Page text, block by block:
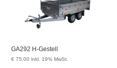
GA292 H-Gestell
€ 75,00 inkl. 19% MwSt.